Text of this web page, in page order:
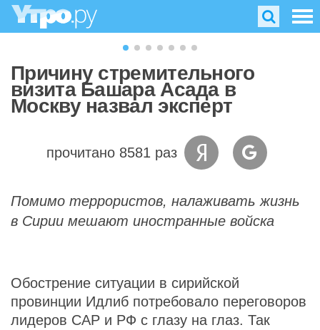
Причину стремительного
визита Башара Асада в
Москву назвал эксперт
прочитано 8581 раз
Помимо террористов, налаживать жизнь
в Сирии мешают иностранные войска
Обострение ситуации в сирийской
провинции Идлиб потребовало переговоров
лидеров САР и РФ с глазу на глаз. Так